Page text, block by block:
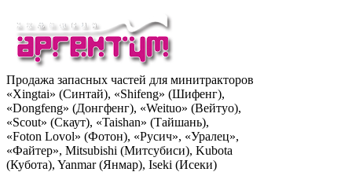
Продажа запасных частей для минитракторов
«Xingtai» (Синтай), «Shifeng» (Шифенг),
«Dongfeng» (Донгфенг), «Weituo» (Вейтуо),
«Scout» (Скаут), «Taishan» (Тайшань),
«Foton Lovol» (Фотон), «Русич», «Уралец»,
«Файтер», Mitsubishi (Митсубиси), Kubota
(Кубота), Yanmar (Янмар), Iseki (Исеки)